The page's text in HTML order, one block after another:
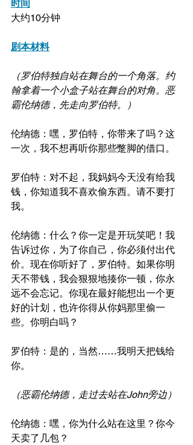
时间
大约10分钟
剧本材料
（罗伯特独自站在舞台的一个角落。约
翰拿着一个小盒子站在舞台的对角。恶
霸伦纳德，先走向罗伯特。）
伦纳德：嘿，罗伯特，你带来了吗？这
一次，我不想再听你那些蹩脚的借口。
罗伯特：对不起，我妈妈今天没有给我
钱，你知道我不喜欢偷东西。请不要打
我。
伦纳德：什么？你一定是开玩笑吧！我
告诉过你，为了你自己，你必须付出代
价。现在你听好了，罗伯特。如果你明
天不带钱，我会狠狠地揍你一顿，你永
远不会忘记。你现在最好能想出一个更
好的计划，也许你得从你妈那里偷一
些。你明白吗？
罗伯特：是的，当然……我明天把钱给
你。
（恶霸伦纳德，走过去站在John旁边）
伦纳德：嘿，你为什么站在这里？你今
天卖了几包？